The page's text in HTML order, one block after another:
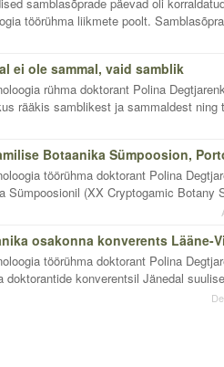
töörühma liikmete poolt.
ei ole sammal, vaid samblik
rühma doktorant Polina
rääkis samblikest ja sammaldest
Botaanika Sümpoosion,
töörühma doktorant Polina
Sümpoosionil (XX Cryptogamic Botany
töörühma doktorant Polina
doktorantide konverentsil Jänedal